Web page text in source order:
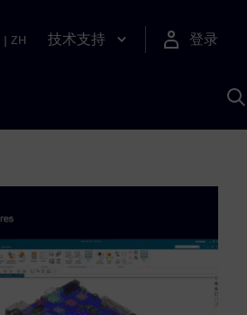
| ZH 技术支持 登录